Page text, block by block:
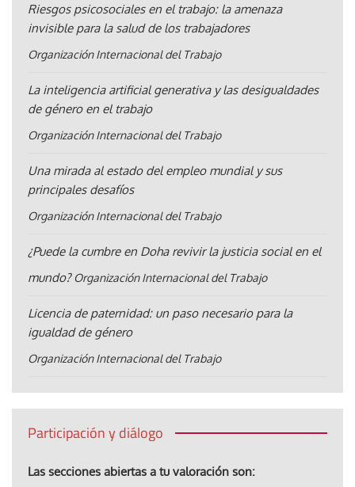
Riesgos psicosociales en el trabajo: la amenaza
invisible para la salud de los trabajadores
Organización Internacional del Trabajo
La inteligencia artificial generativa y las desigualdades
de género en el trabajo
Organización Internacional del Trabajo
Una mirada al estado del empleo mundial y sus
principales desafíos
Organización Internacional del Trabajo
¿Puede la cumbre en Doha revivir la justicia social en el
mundo? Organización Internacional del Trabajo
Licencia de paternidad: un paso necesario para la
igualdad de género
Organización Internacional del Trabajo
Participación y diálogo
Las secciones abiertas a tu valoración son: